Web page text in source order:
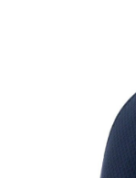
サッカ
トレー